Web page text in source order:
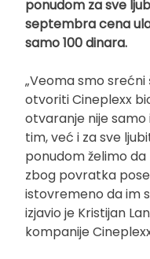
ponudom za sve
septembra cena
samo 100 dinara.
„Veoma smo
otvoriti Cineplexx
otvaranje nije samo
tim, već i za sve
ponudom želimo
zbog povratka
istovremeno da im
izjavio je Kristijan
kompanije